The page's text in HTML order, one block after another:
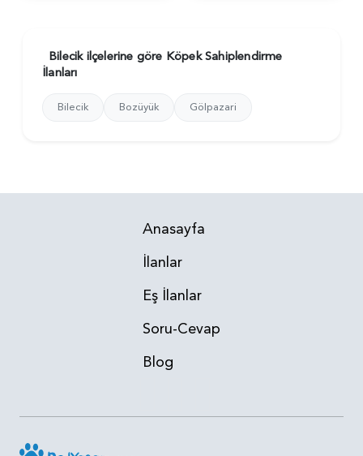
Bilecik ilçelerine göre Köpek Sahiplendirme
İlanları
Bilecik Bozüyük Gölpazari
Anasayfa
İlanlar
Eş İlanlar
Soru-Cevap
Blog